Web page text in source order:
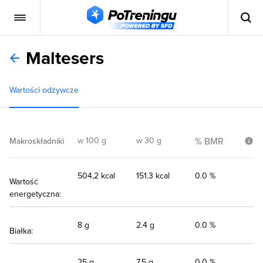
Maltesers
Wartości odżywcze
Makroskładniki w 100 g w 30 g % BMR
Wartość
energetyczna:
504,2 kcal 151.3 kcal 0.0 %
Białka:
8 g 2.4 g 0.0 %